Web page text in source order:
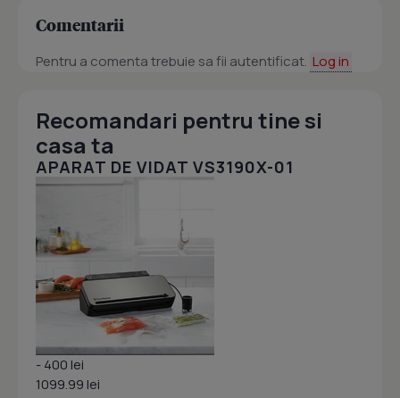
Comentarii
Pentru a comenta trebuie sa fii autentificat. Log in
Recomandari pentru tine si
casa ta
APARAT DE VIDAT VS3190X-01
- 400 lei
1099.99 lei